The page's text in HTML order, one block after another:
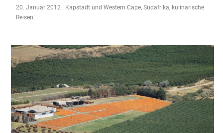
20. Januar 2012 | Kapstadt und Western Cape,Südafrika, kulinarische
Reisen